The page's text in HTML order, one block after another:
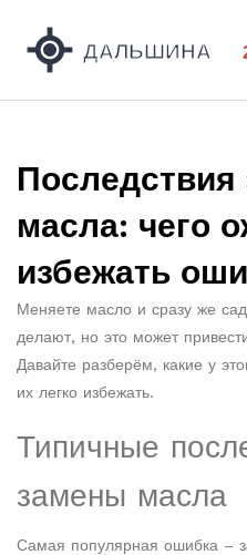
масла: чего
избежать
Меняете масло и сразу же
делают, но это может
Давайте разберём, какие у
их легко избежать.
Типичные
замены масла
Самая популярная ошибка –